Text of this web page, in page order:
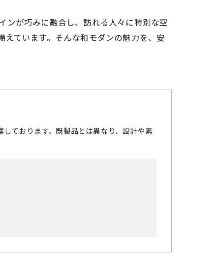
ンが巧みに融合し、訪れる人々に特別な空
ています。そんな和モダンの魅力を、安
ております。既製品とは異なり、設計や素